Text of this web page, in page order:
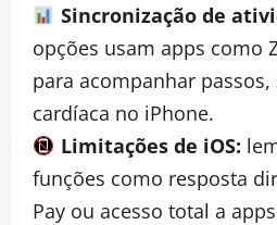
Sincronização de
opções usam apps como
para acompanhar
cardíaca no iPhone.
Limitações de iOS:
funções como resposta
Pay ou acesso total a